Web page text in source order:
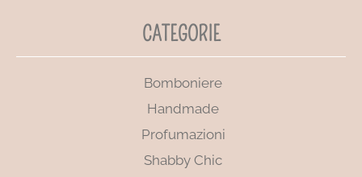
CATEGORIE
Bomboniere
Handmade
Profumazioni
Shabby Chic